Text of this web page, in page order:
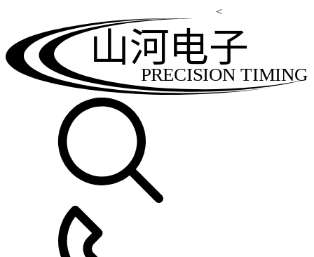
<
PRECISION TIMING
山河电子